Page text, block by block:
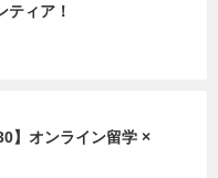
ティア！
】オンライン留学 ×